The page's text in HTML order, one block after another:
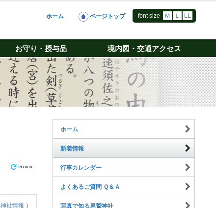
ホーム ページトップ font size Ｍ Ｌ LL
お守り・授与品 境内図・交通アクセス
神社情報 ）
ホーム
新着情報
行事カレンダー
よくあるご質問 Ｑ＆Ａ
写真で知る尾鷲神社